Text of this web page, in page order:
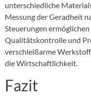
unterschiedliche
Messung der Geradheit
Steuerungen
Qualitätskontrolle und
verschleißarme
die Wirtschaftlichkeit.
Fazit